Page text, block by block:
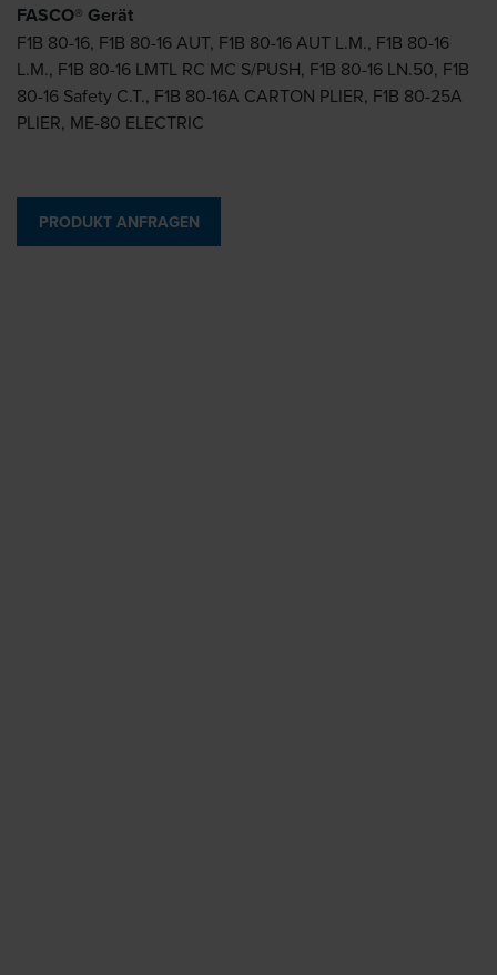
FASCO® Gerät
F1B 80-16, F1B 80-16 AUT, F1B 80-16 AUT L.M., F1B 80-16
L.M., F1B 80-16 LMTL RC MC S/PUSH, F1B 80-16 LN.50, F1B
80-16 Safety C.T., F1B 80-16A CARTON PLIER, F1B 80-25A
PLIER, ME-80 ELECTRIC
PRODUKT ANFRAGEN